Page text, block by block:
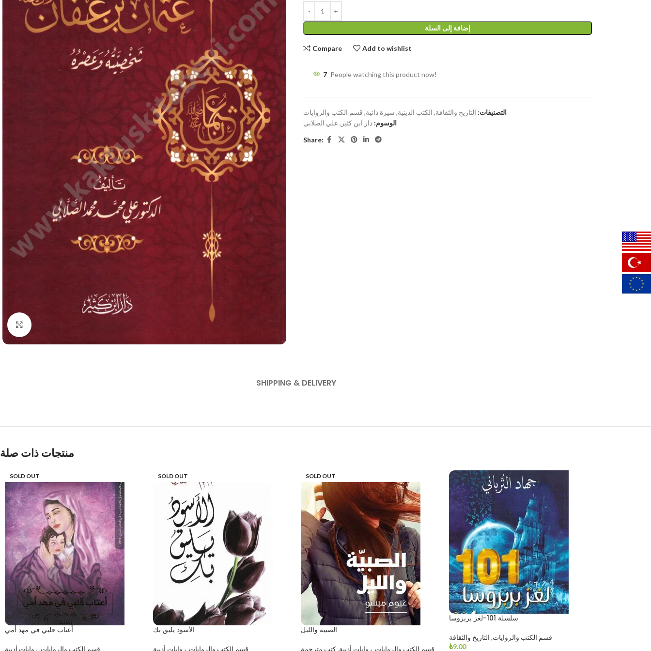
Click to enlarge
إضافة إلى السلة
Compare Add to wishlist
7 People watching this product now!
التصنيفات: التاريخ والثقافة, الكتب الدينية, سيرة ذاتية, قسم الكتب والروايات
الوسوم: دار ابن كثير , علي الصلابي
Share:
SHIPPING & DELIVERY
منتجات ذات صلة
SOLD OUT
أعتاب قلبي في مهد أمي
قسم الكتب والروايات, روايات أدبية
SOLD OUT
الأسود يليق بك
قسم الكتب والروايات, روايات أدبية
SOLD OUT
الصبية والليل
قسم الكتب والروايات, روايات أدبية,كتب مترجمة
سلسلة 101-لغز بربروسا
قسم الكتب والروايات, التاريخ والثقافة
₺9.00